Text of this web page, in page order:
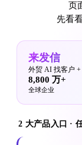
页
先看
来发信
外贸 AI 找客户
8,800 万+
全球企业
2 大产品入口 ·